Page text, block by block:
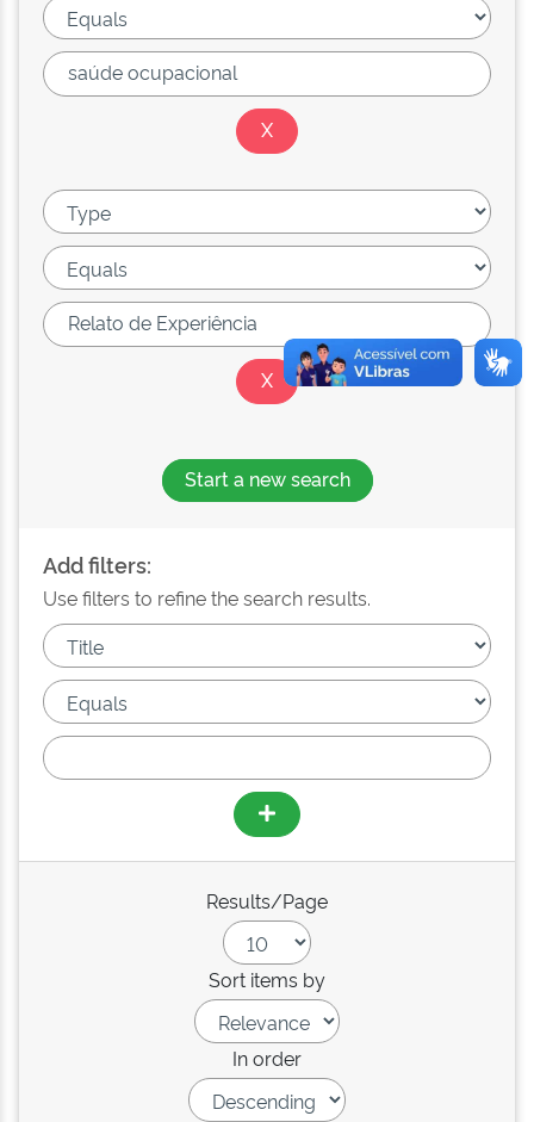
Start a new search
Add filters:
Use filters to refine the search results.
Results/Page
Sort items by
In order